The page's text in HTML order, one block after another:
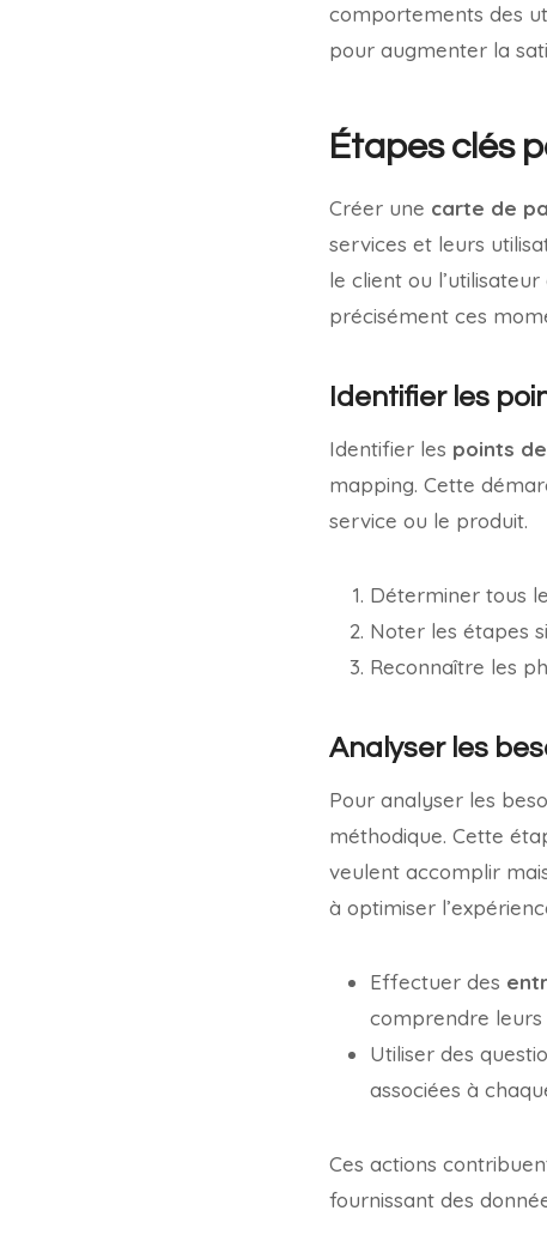
comportements des
pour augmenter la
Étapes clés
Créer une carte de
services et leurs
le client ou
précisément ces
Identifier les
Identifier les points
mapping. Cette
service ou le produit.
Déterminer tous
Noter les étapes
Reconnaître les
Analyser les
Pour analyser les
méthodique. Cette
veulent accomplir
à optimiser
Effectuer des
comprendre
Utiliser des
associées à
Ces actions
fournissant des